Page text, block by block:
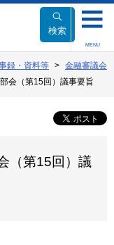
検索
MENU
録・資料等
金融審議会
会（第15回）議事要旨
（第15回）議